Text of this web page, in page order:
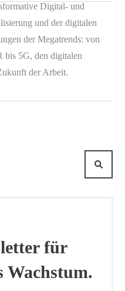
Digital- und
und der digitalen
der Megatrends: von
5G, den digitalen
der Arbeit.
für
Wachstum.